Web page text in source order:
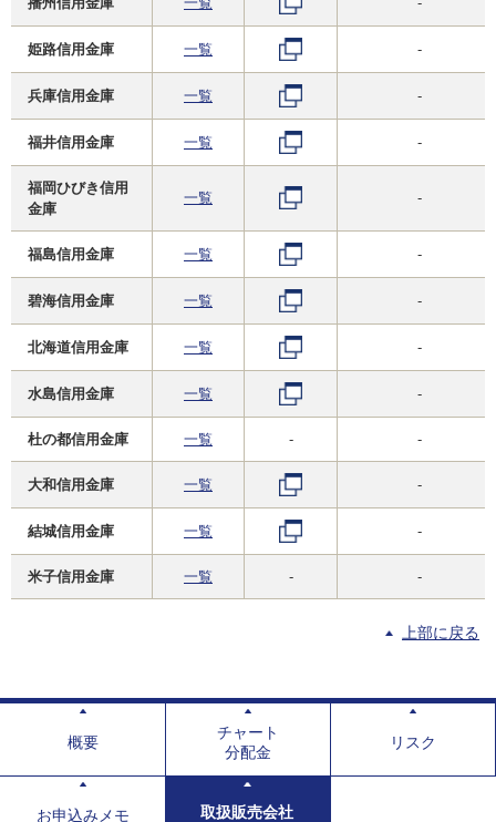
姫路信用金庫 一覧 -
兵庫信用金庫 一覧 -
福井信用金庫 一覧 -
福岡ひびき信用
金庫
一覧 -
福島信用金庫 一覧 -
碧海信用金庫 一覧 -
北海道信用金庫 一覧 -
水島信用金庫 一覧 -
杜の都信用金庫 一覧 - -
大和信用金庫 一覧 -
結城信用金庫 一覧 -
米子信用金庫 一覧 - -
上部に戻る
概要
チャート
分配金
リスク
お申込みメモ 取扱販売会社